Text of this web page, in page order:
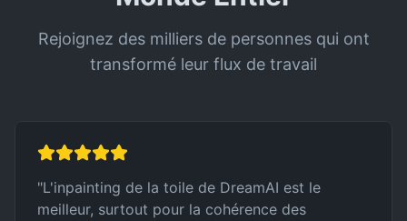
Rejoignez des milliers de personnes qui ont
transformé leur flux de travail
"L'inpainting de la toile de DreamAI est le
meilleur, surtout pour la cohérence des